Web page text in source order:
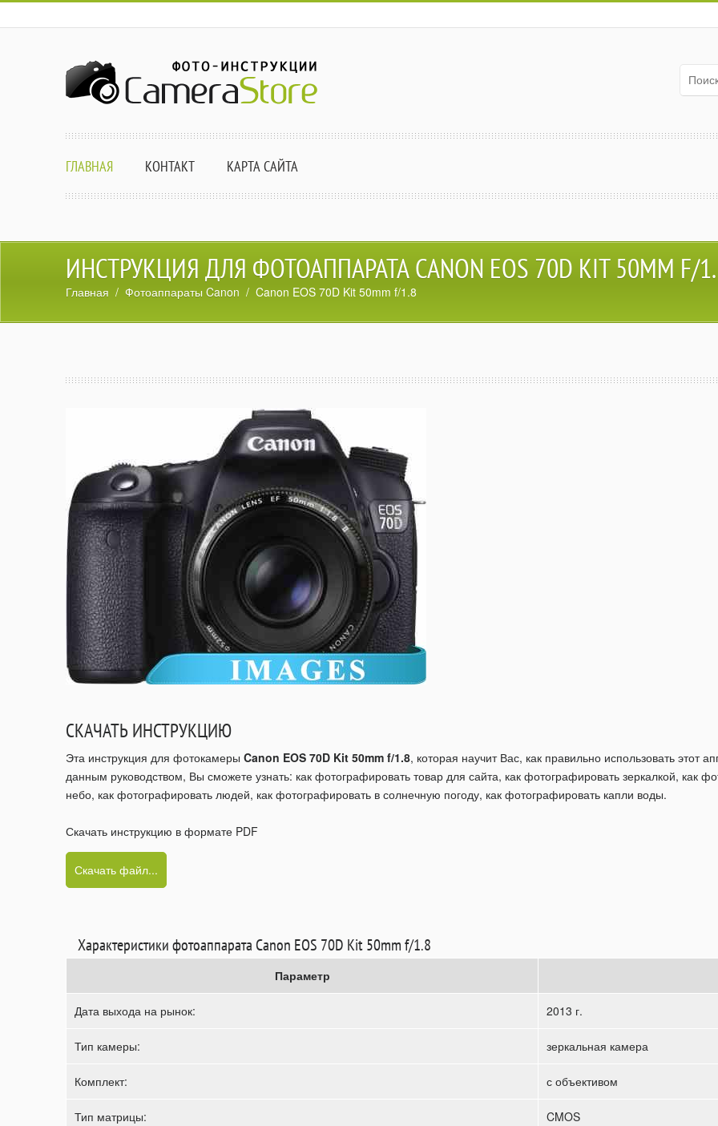
ГЛАВНАЯ КОНТАКТ КАРТА САЙТА
ИНСТРУКЦИЯ ДЛЯ ФОТОАППАРАТА CANON EOS 70D KIT 50MM F/
Главная / Фотоаппараты Canon / Canon EOS 70D Kit 50mm f/1.8
СКАЧАТЬ ИНСТРУКЦИЮ
Эта инструкция для фотокамеры Canon EOS 70D Kit 50mm f/1.8, которая научит Вас, как правильно использовать
данным руководством, Вы сможете узнать: как фотографировать товар для сайта, как фотографировать зеркалкой, как
небо, как фотографировать людей, как фотографировать в солнечную погоду, как фотографировать капли воды.
Скачать инструкцию в формате PDF
Скачать файл...
Характеристики фотоаппарата Canon EOS 70D Kit 50mm f/1.8
Параметр
Дата выхода на рынок: 2013 г.
Тип камеры: зеркальная камера
Комплект: с объективом
Тип матрицы: CMOS